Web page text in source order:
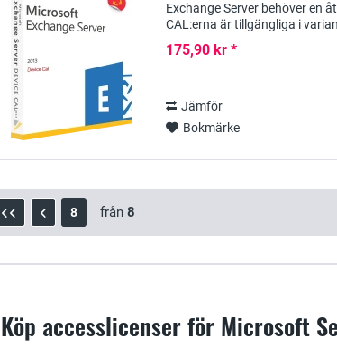
Exchange Server behöver en
CAL:erna är tillgängliga i
175,90 kr *
Jämför
Bokmärke
8 från 8
Köp accesslicenser för Microsoft